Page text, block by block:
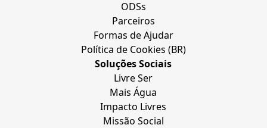
ODSs
Parceiros
Formas de Ajudar
Política de Cookies (BR)
Soluções Sociais
Livre Ser
Mais Água
Impacto Livres
Missão Social